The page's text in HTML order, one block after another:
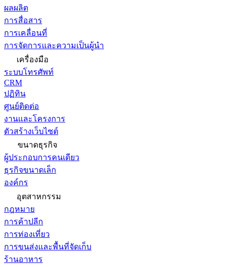
ผลผลิต
การสื่อสาร
การเคลื่อนที่
การจัดการและความเป็นผู้นำ
เครื่องมือ
ระบบโทรศัพท์
CRM
ปฏิทิน
ศูนย์ติดต่อ
งานและโครงการ
ตัวสร้างเว็บไซต์
ขนาดธุรกิจ
ผู้ประกอบการคนเดียว
ธุรกิจขนาดเล็ก
องค์กร
อุตสาหกรรม
กฎหมาย
การค้าปลีก
การท่องเที่ยว
การขนส่งและพื้นที่จัดเก็บ
ร้านอาหาร